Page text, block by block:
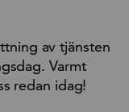
av tjänsten
Varmt
redan idag!